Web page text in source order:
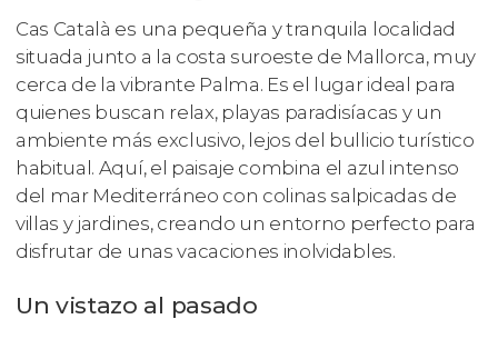
Cas Català es una pequeña y tranquila localidad
situada junto a la costa suroeste de Mallorca, muy
cerca de la vibrante Palma. Es el lugar ideal para
quienes buscan relax, playas paradisíacas y un
ambiente más exclusivo, lejos del bullicio turístico
habitual. Aquí, el paisaje combina el azul intenso
del mar Mediterráneo con colinas salpicadas de
villas y jardines, creando un entorno perfecto para
disfrutar de unas vacaciones inolvidables.
Un vistazo al pasado